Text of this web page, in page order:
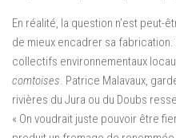
En réalité, la question n’est
de mieux encadrer sa
collectifs environnementaux
comtoises. Patrice Malavaux,
rivières du Jura ou du Doubs
« On voudrait juste pouvoir être